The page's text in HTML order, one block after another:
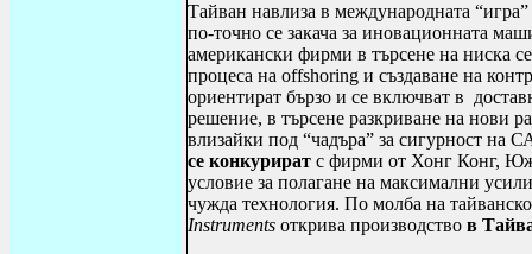
Тайван навлиза в международната
по-точно се закача за иновационната
американски фирми в търсене на ниска
процеса на offshoring и създаване на
ориентират бързо и се включват в
решение, в търсене разкриване на нови
влизайки под “чадъра” за сигурност на
се конкурират с фирми от Хонг Конг,
условие за полагане на максимални
чужда технология. По молба на
Instruments открива производство в